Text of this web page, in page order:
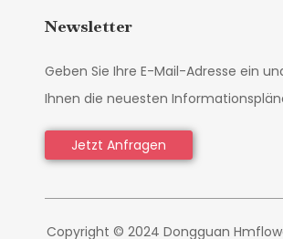
Newsletter
Geben Sie Ihre E-Mail-Adresse ein
Ihnen die neuesten
Jetzt Anfragen
Copyright © 2024 Dongguan